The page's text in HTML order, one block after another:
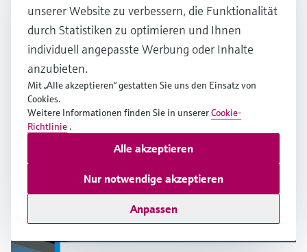
Messgenauigkeit von Widerstandsthermometern
Mehrere Industrien
unserer Website zu verbessern, die Funktionalität
durch Statistiken zu optimieren und Ihnen
individuell angepasste Werbung oder Inhalte
anzubieten.
Mit „Alle akzeptieren“ gestatten Sie uns den Einsatz von
Cookies.
Weitere Informationen finden Sie in unsererCookie-
Richtlinie .
Anpassen
Nur notwendige akzeptieren
Alle akzeptieren